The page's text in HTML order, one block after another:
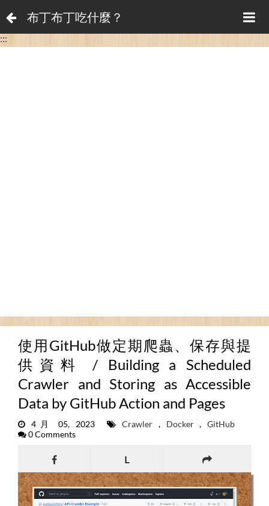
布丁布丁吃什麼？
:::
使用GitHub做定期爬蟲、保存與提
供資料 / Building a Scheduled
Crawler and Storing as Accessible
Data by GitHub Action and Pages
4月 05, 2023 Crawler, Docker,GitHub
0 Comments
L